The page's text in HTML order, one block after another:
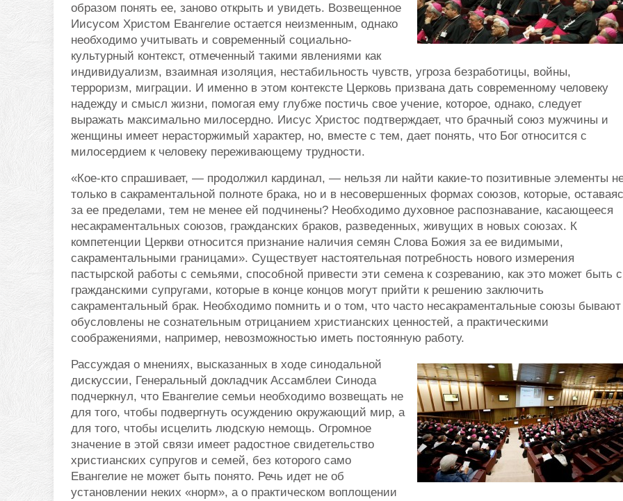
образом понять ее, заново открыть и увидеть. Возвещенное
Иисусом Христом Евангелие остается неизменным, однако
необходимо учитывать и современный социально-
культурный контекст, отмеченный такими явлениями как
индивидуализм, взаимная изоляция, нестабильность чувств, угроза безработицы, войны,
терроризм, миграции. И именно в этом контексте Церковь призвана дать современному человеку
надежду и смысл жизни, помогая ему глубже постичь свое учение, которое, однако, следует
выражать максимально милосердно. Иисус Христос подтверждает, что брачный союз мужчины и
женщины имеет нерасторжимый характер, но, вместе с тем, дает понять, что Бог относится с
милосердием к человеку переживающему трудности.
«Кое-кто спрашивает, — продолжил кардинал, — нельзя ли найти какие-то позитивные элементы
только в сакраментальной полноте брака, но и в несовершенных формах союзов, которые,
за ее пределами, тем не менее ей подчинены? Необходимо духовное распознавание, касающееся
несакраментальных союзов, гражданских браков, разведенных, живущих в новых союзах. К
компетенции Церкви относится признание наличия семян Слова Божия за ее видимыми,
сакраментальными границами». Существует настоятельная потребность нового измерения
пастырской работы с семьями, способной привести эти семена к созреванию, как это может быть с
гражданскими супругами, которые в конце концов могут прийти к решению заключить
сакраментальный брак. Необходимо помнить и о том, что часто несакраментальные союзы бывают
обусловлены не сознательным отрицанием христианских ценностей, а практическими
соображениями, например, невозможностью иметь постоянную работу.
Рассуждая о мнениях, высказанных в ходе синодальной
дискуссии, Генеральный докладчик Ассамблеи Синода
подчеркнул, что Евангелие семьи необходимо возвещать не
для того, чтобы подвергнуть осуждению окружающий мир, а
для того, чтобы исцелить людскую немощь. Огромное
значение в этой связи имеет радостное свидетельство
христианских супругов и семей, без которого само
Евангелие не может быть понято. Речь идет не об
установлении неких «норм», а о практическом воплощении